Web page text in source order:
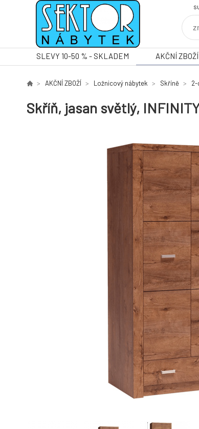
SLEVY 10-50 % - SKLADEM AKČNÍ ZBOŽÍ
AKČNÍ ZBOŽÍ Ložnicový nábytek Skříně 2-
Skříň, jasan světlý,